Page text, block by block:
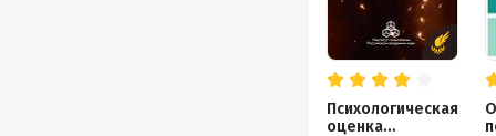
Психологическая
оценка